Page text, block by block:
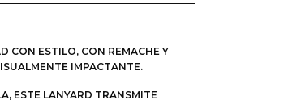
CON ESTILO, CON REMACHE Y
IMPACTANTE.
ESTE LANYARD TRANSMITE